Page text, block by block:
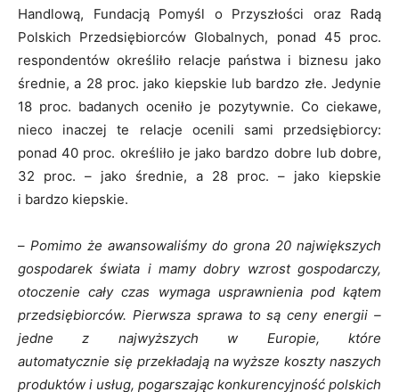
Handlową, Fundacją Pomyśl o Przyszłości oraz Radą
Polskich Przedsiębiorców Globalnych, ponad 45 proc.
respondentów określiło relacje państwa i biznesu jako
średnie, a 28 proc. jako kiepskie lub bardzo złe. Jedynie
18 proc. badanych oceniło je pozytywnie. Co ciekawe,
nieco inaczej te relacje ocenili sami przedsiębiorcy:
ponad 40 proc. określiło je jako bardzo dobre lub dobre,
32 proc. – jako średnie, a 28 proc. – jako kiepskie
i bardzo kiepskie.
– Pomimo że awansowaliśmy do grona 20 największych
gospodarek świata i mamy dobry wzrost gospodarczy,
otoczenie cały czas wymaga usprawnienia pod kątem
przedsiębiorców. Pierwsza sprawa to są ceny energii –
jedne z najwyższych w Europie, które
automatycznie się przekładają na wyższe koszty naszych
produktów i usług, pogarszając konkurencyjność polskich